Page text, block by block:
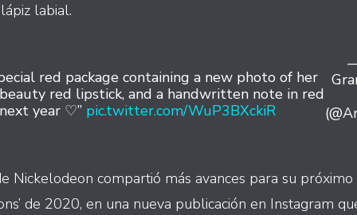
labial.
red package containing a new photo of her
red lipstick, and a handwritten note in red
year ♡” pic.twitter.com/WuP3BXckiR
Nickelodeon compartió más avances para su
de 2020, en una nueva publicación en Instagram